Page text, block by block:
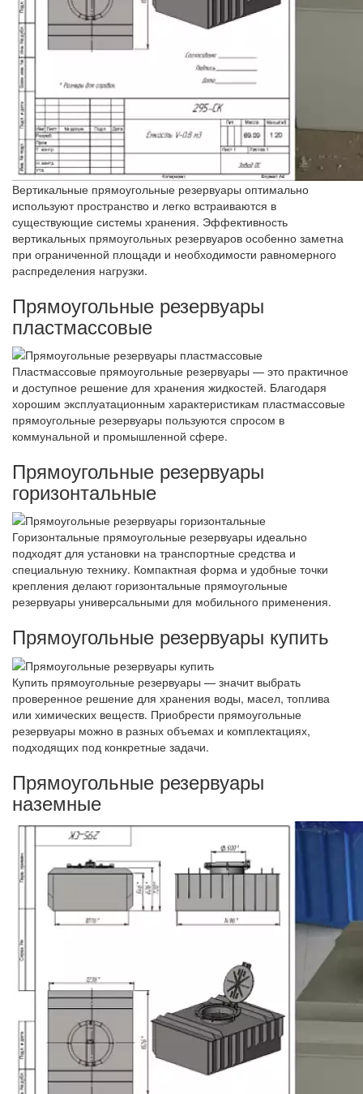
Вертикальные прямоугольные резервуары оптимально
используют пространство и легко встраиваются в
существующие системы хранения. Эффективность
вертикальных прямоугольных резервуаров особенно заметна
при ограниченной площади и необходимости равномерного
распределения нагрузки.
Прямоугольные резервуары
пластмассовые
Пластмассовые прямоугольные резервуары — это практичное
и доступное решение для хранения жидкостей. Благодаря
хорошим эксплуатационным характеристикам пластмассовые
прямоугольные резервуары пользуются спросом в
коммунальной и промышленной сфере.
Прямоугольные резервуары
горизонтальные
Горизонтальные прямоугольные резервуары идеально
подходят для установки на транспортные средства и
специальную технику. Компактная форма и удобные точки
крепления делают горизонтальные прямоугольные
резервуары универсальными для мобильного применения.
Прямоугольные резервуары купить
Купить прямоугольные резервуары — значит выбрать
проверенное решение для хранения воды, масел, топлива
или химических веществ. Приобрести прямоугольные
резервуары можно в разных объемах и комплектациях,
подходящих под конкретные задачи.
Прямоугольные резервуары
наземные